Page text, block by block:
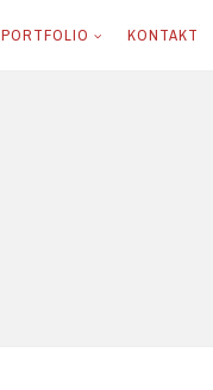
PORTFOLIO KONTAKT